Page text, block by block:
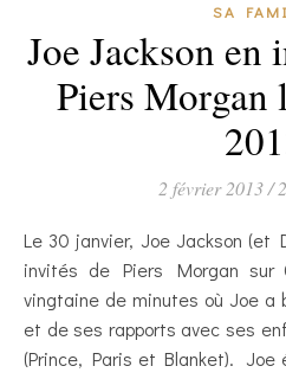
SA
Joe Jackson en
Piers Morgan
2 février 2013 /
Le 30 janvier, Joe Jackson (et Dieter Wiesner) étaient les
invités de Piers Morgan sur
vingtaine de minutes où Joe a
et de ses rapports avec ses
(Prince, Paris et Blanket). Joe